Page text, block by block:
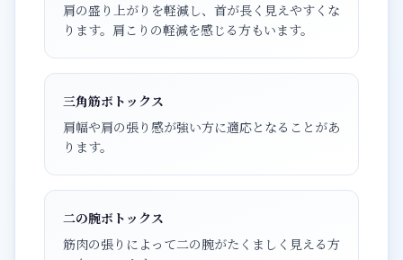
肩の盛り上がりを軽減し、首が長く見えやすくな
ります。肩こりの軽減を感じる方もいます。
三角筋ボトックス
肩幅や肩の張り感が強い方に適応となることがあ
ります。
二の腕ボトックス
筋肉の張りによって二の腕がたくましく見える方